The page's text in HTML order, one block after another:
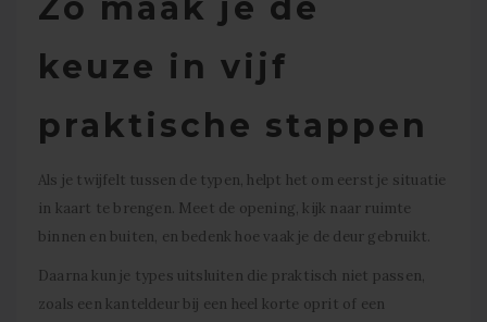
Zo maak je de
keuze in vijf
praktische stappen
Als je twijfelt tussen de typen, helpt het om eerst je situatie
in kaart te brengen. Meet de opening, kijk naar ruimte
binnen en buiten, en bedenk hoe vaak je de deur gebruikt.
Daarna kun je types uitsluiten die praktisch niet passen,
zoals een kanteldeur bij een heel korte oprit of een